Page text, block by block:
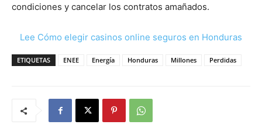
condiciones y cancelar los contratos amañados.
Lee Cómo elegir casinos online seguros en Honduras
ETIQUETAS ENEE Energía Honduras Millones Perdidas